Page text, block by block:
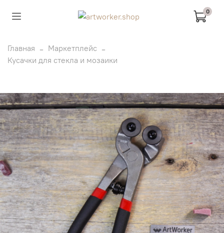
0
Главная
Маркетплейс
Кусачки для стекла и мозаики